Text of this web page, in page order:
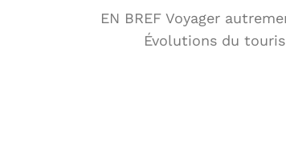
EN BREF Voyager
Évolutions du